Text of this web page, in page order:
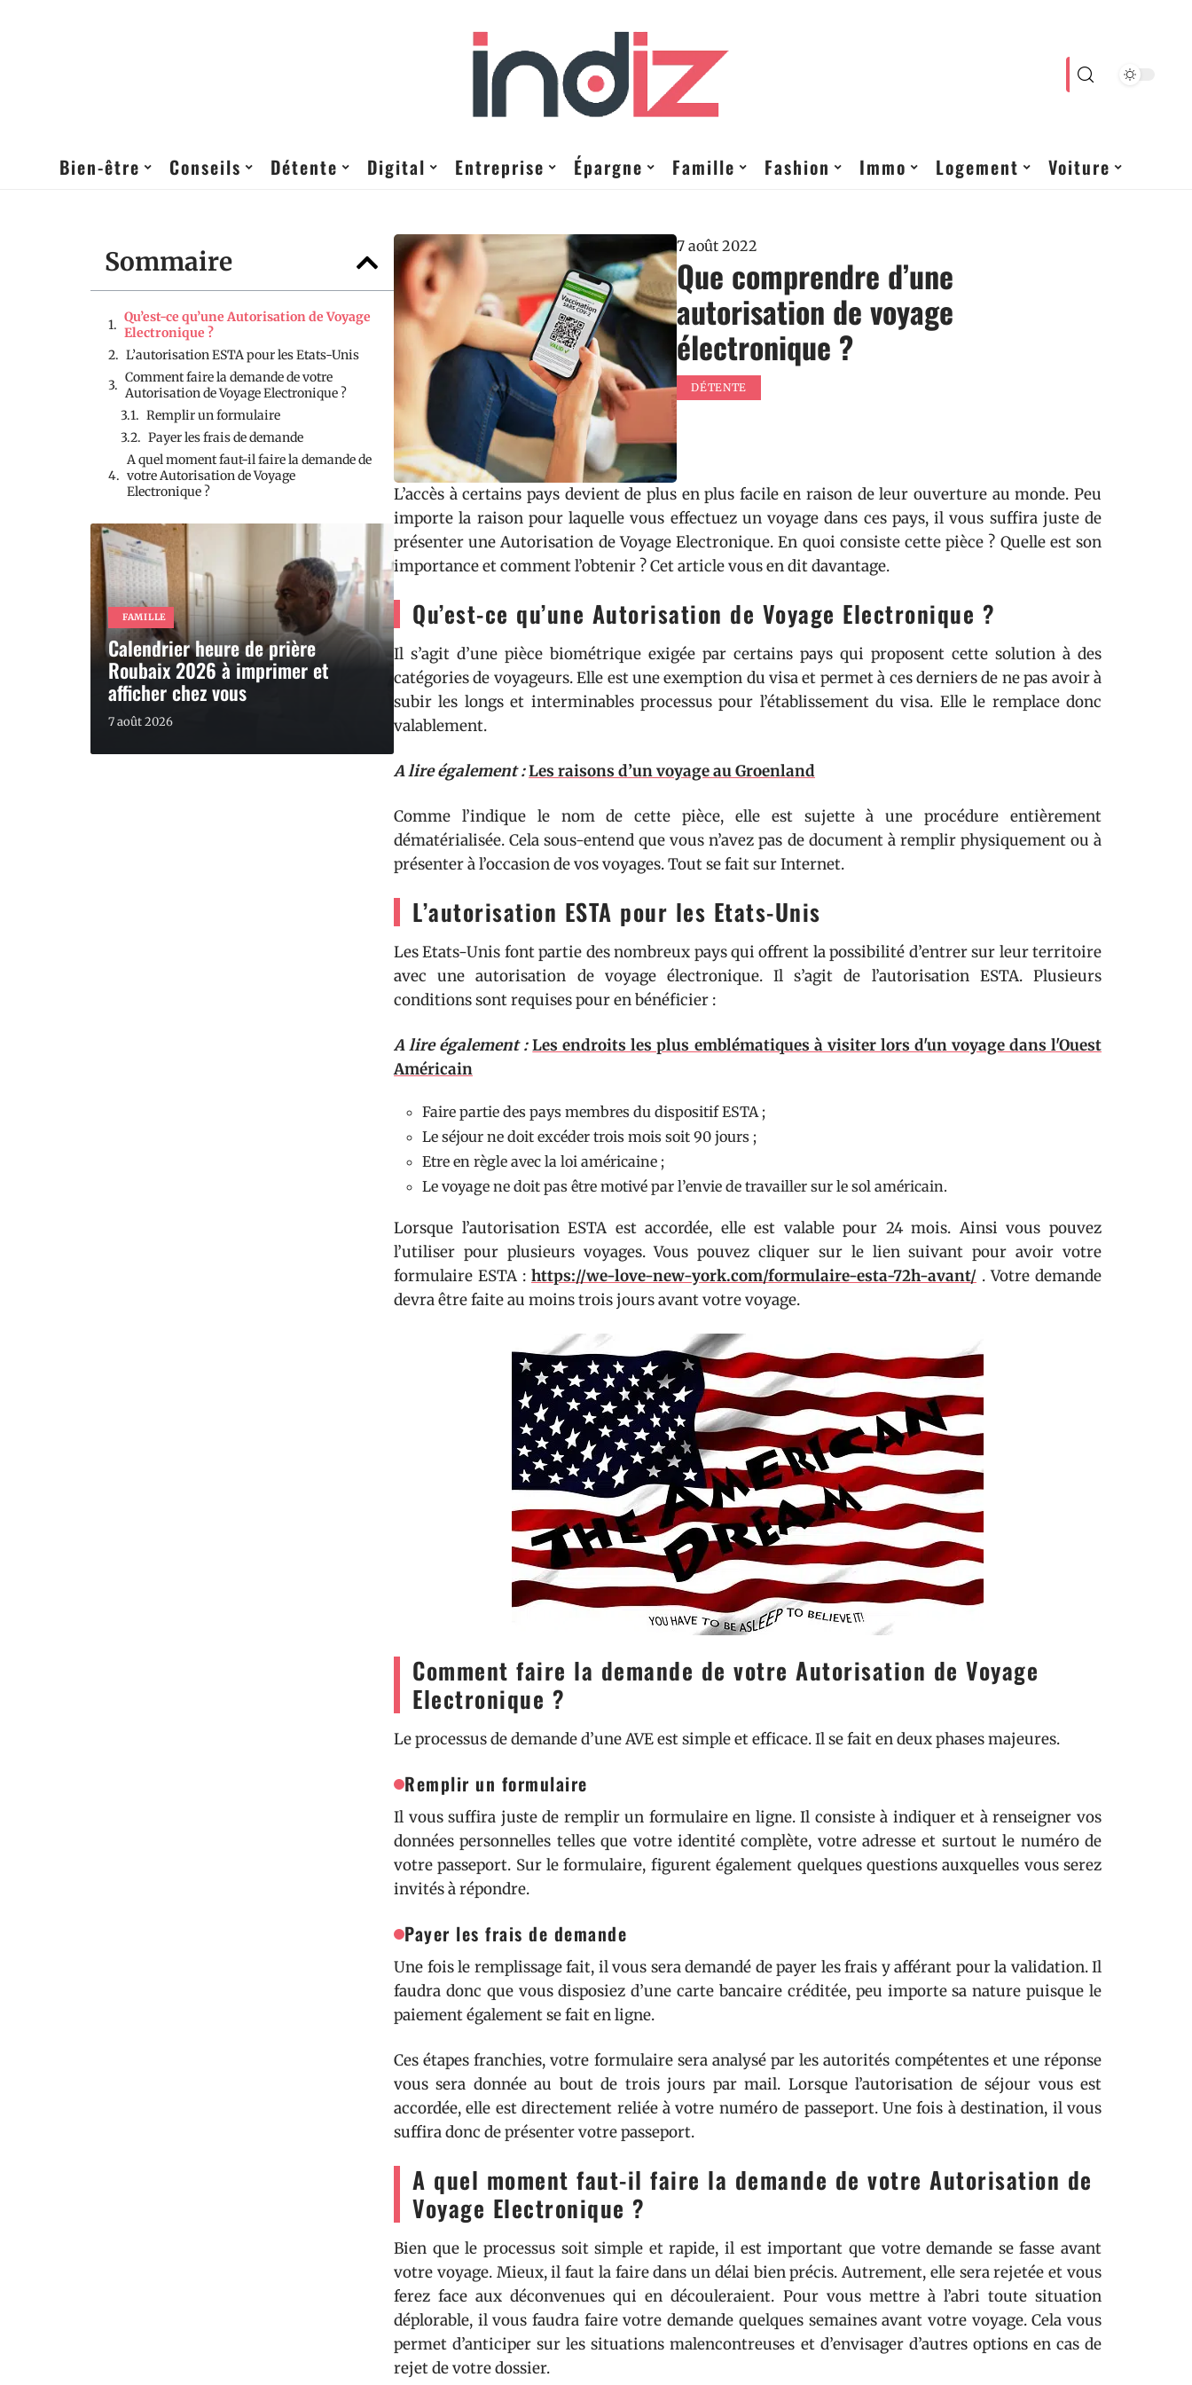
Bien-être Conseils Détente Digital Entreprise Épargne Famille Fashion Immo Logement Voiture
Sommaire
Qu’est-ce qu’une Autorisation de Voyage
Electronique ?
L’autorisation ESTA pour les Etats-Unis
Comment faire la demande de votre
Autorisation de Voyage Electronique ?
Remplir un formulaire
Payer les frais de demande
A quel moment faut-il faire la demande de
votre Autorisation de Voyage
Electronique ?
FAMILLE
Calendrier heure de prière
Roubaix 2026 à imprimer et
afficher chez vous
7 août 2026
Close up woman with COVID-19 vaccine
passport is preparing to travel
7 août 2022
Que comprendre d’une
autorisation de voyage
électronique ?
DÉTENTE
L’accès à certains pays devient de plus en plus facile en raison de leur ouverture au monde. Peu
importe la raison pour laquelle vous effectuez un voyage dans ces pays, il vous suffira juste de
présenter une Autorisation de Voyage Electronique. En quoi consiste cette pièce ? Quelle est son
importance et comment l’obtenir ? Cet article vous en dit davantage.
Qu’est-ce qu’une Autorisation de Voyage Electronique ?
Il s’agit d’une pièce biométrique exigée par certains pays qui proposent cette solution à des
catégories de voyageurs. Elle est une exemption du visa et permet à ces derniers de ne pas avoir à
subir les longs et interminables processus pour l’établissement du visa. Elle le remplace donc
valablement.
A lire également :Les raisons d’un voyage au Groenland
Comme l’indique le nom de cette pièce, elle est sujette à une procédure entièrement
dématérialisée. Cela sous-entend que vous n’avez pas de document à remplir physiquement ou à
présenter à l’occasion de vos voyages. Tout se fait sur Internet.
L’autorisation ESTA pour les Etats-Unis
Les Etats-Unis font partie des nombreux pays qui offrent la possibilité d’entrer sur leur territoire
avec une autorisation de voyage électronique. Il s’agit de l’autorisation ESTA. Plusieurs
conditions sont requises pour en bénéficier :
A lire également : Les endroits les plus emblématiques à visiter lors d'un voyage dans l'Ouest
Américain
Faire partie des pays membres du dispositif ESTA ;
Le séjour ne doit excéder trois mois soit 90 jours ;
Etre en règle avec la loi américaine ;
Le voyage ne doit pas être motivé par l’envie de travailler sur le sol américain.
Lorsque l’autorisation ESTA est accordée, elle est valable pour 24 mois. Ainsi vous pouvez
l’utiliser pour plusieurs voyages. Vous pouvez cliquer sur le lien suivant pour avoir votre
formulaire ESTA : https://we-love-new-york.com/formulaire-esta-72h-avant/ . Votre demande
devra être faite au moins trois jours avant votre voyage.
Comment faire la demande de votre Autorisation de Voyage
Electronique ?
Le processus de demande d’une AVE est simple et efficace. Il se fait en deux phases majeures.
Remplir un formulaire
Il vous suffira juste de remplir un formulaire en ligne. Il consiste à indiquer et à renseigner vos
données personnelles telles que votre identité complète, votre adresse et surtout le numéro de
votre passeport. Sur le formulaire, figurent également quelques questions auxquelles vous serez
invités à répondre.
Payer les frais de demande
Une fois le remplissage fait, il vous sera demandé de payer les frais y afférant pour la validation. Il
faudra donc que vous disposiez d’une carte bancaire créditée, peu importe sa nature puisque le
paiement également se fait en ligne.
Ces étapes franchies, votre formulaire sera analysé par les autorités compétentes et une réponse
vous sera donnée au bout de trois jours par mail. Lorsque l’autorisation de séjour vous est
accordée, elle est directement reliée à votre numéro de passeport. Une fois à destination, il vous
suffira donc de présenter votre passeport.
A quel moment faut-il faire la demande de votre Autorisation de
Voyage Electronique ?
Bien que le processus soit simple et rapide, il est important que votre demande se fasse avant
votre voyage. Mieux, il faut la faire dans un délai bien précis. Autrement, elle sera rejetée et vous
ferez face aux déconvenues qui en découleraient. Pour vous mettre à l’abri toute situation
déplorable, il vous faudra faire votre demande quelques semaines avant votre voyage. Cela vous
permet d’anticiper sur les situations malencontreuses et d’envisager d’autres options en cas de
rejet de votre dossier.